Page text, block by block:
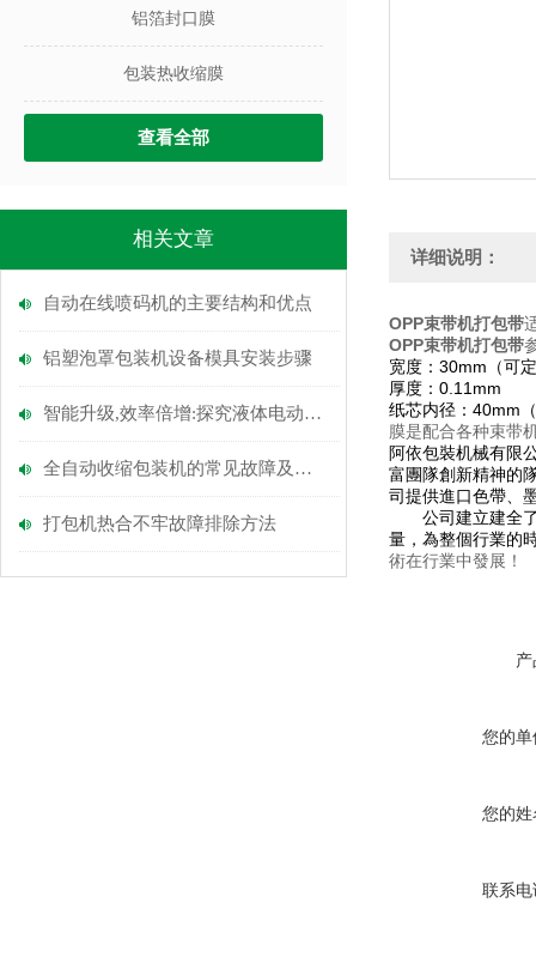
铝箔封口膜
包装热收缩膜
查看全部
相关文章
自动在线喷码机的主要结构和优点
铝塑泡罩包装机设备模具安装步骤
智能升级,效率倍增:探究液体电动灌装机的科技魅力
全自动收缩包装机的常见故障及维修方法
打包机热合不牢故障排除方法
详细说明：
OPP束带机打包带
OPP束带机打包带
宽度：30mm（可
厚度：0.11mm
纸芯内径：40mm
膜是配合各种束带
阿依包裝机械有限
富團隊創新精神的
司提供進口色帶、
公司建立建全了
量，為整個行業的
術在行業中發展！
您的单
您的姓
联系电